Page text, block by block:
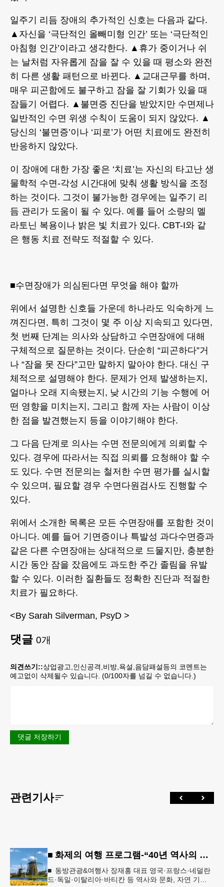
일주기 리듬 장애의 추가적인 신호는 다음과 같다.
▲자신을 ‘극단적인 올빼미형 인간’ 또는 ‘극단적인
아침형 인간’이라고 생각한다. ▲휴가 중이거나 쉬
는 날처럼 자유롭게 잠을 잘 수 있을 때 평소와 완전
히 다른 생활 패턴으로 바뀐다. ▲교대근무를 하며,
매우 피곤함에도 불구하고 잠을 잘 기회가 있을 때
잠들기 어렵다. ▲불면증 진단을 받았지만 수면제나
일반적인 수면 위생 수칙이 도움이 되지 않았다. ▲
당신의 ‘불면증’이나 ‘피로’가 어떤 치료에도 완전히
반응하지 않았다.
이 장애에 대한 가장 좋은 ‘치료’는 자신의 타고난 생
물학적 수면-각성 시간대에 맞춰 생활 방식을 조정
하는 것이다. 그것이 불가능한 경우에는 일주기 리
듬 관리가 도움이 될 수 있다. 예를 들어 소량의 멜
라토닌 복용이나 밝은 빛 치료가 있다. CBT-I와 같
은 행동 치료 전략도 적절할 수 있다.
■수면장애가 의심된다면 무엇을 해야 할까
위에서 설명한 신호들 가운데 하나라도 익숙하게 느
껴진다면, 특히 그것이 몇 주 이상 지속되고 있다면,
첫 번째 단계는 의사와 상담하고 수면장애에 대해
구체적으로 질문하는 것이다. 단순히 “피곤하다”거
나 “잠을 못 잔다”고만 말하지 말아야 한다. 대신 구
체적으로 설명해야 한다. 문제가 언제 발생하는지,
얼마나 오래 지속됐는지, 낮 시간의 기능 수행에 어
떤 영향을 미치는지, 그리고 함께 자는 사람이 이상
한 점을 발견했는지 등을 이야기해야 한다.
그 다음 단계로 의사는 수면 전문의에게 의뢰할 수
있다. 경우에 따라서는 직접 의뢰를 요청해야 할 수
도 있다. 수면 전문의는 철저한 수면 평가를 실시할
수 있으며, 필요할 경우 수면다원검사도 진행할 수
있다.
위에서 소개한 목록은 모든 수면장애를 포함한 것이
아니다. 예를 들어 기면증이나 특발성 과다수면증과
같은 다른 수면장애는 상대적으로 드물지만, 충분한
시간 동안 잠을 잤음에도 과도한 주간 졸림을 유발
할 수 있다. 이러한 질환들도 정확한 진단과 적절한
치료가 필요하다.
<By Sarah Silverman, PsyD >
댓글 0개
의견쓰기::상업광고,인신공격,비방,욕설,음담패설등의 코멘트는
예고없이 삭제될수 있습니다. (0/100자를 넘길 수 없습니다.)
댓글 저장하기
관련기사
■ 화제의 여행 프로그램-“40년 역사의 신뢰… 서유럽 8개국 13일 대장정”
■ 동방관광&여행사 장재홍 대표 영국·프랑스·네덜란
드·독일·이탈리아·바티칸 등 역사와 문화, 자연 기